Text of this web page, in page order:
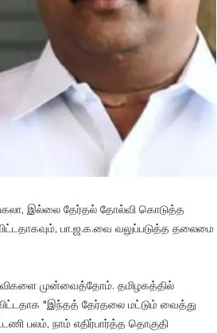
இல்லை தேர்தல் தோல்வி கொடுத்த
பா.ஜ.க.வை வலுப்படுத்த தலைமை
முன்வைத்தோம். தமிழகத்தில்
"இந்தத் தேர்தலை மட்டும் வைத்து
பலம், நாம் எதிர்பார்த்த தொகுதி